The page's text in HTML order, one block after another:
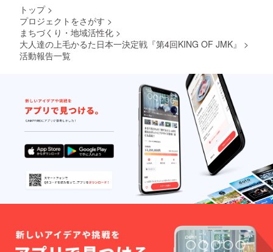
トップ >
プロジェクトをさがす >
まちづくり・地域活性化 >
大人達の上毛かるた日本一決定戦『第4回KING OF JMK』
>
活動報告一覧